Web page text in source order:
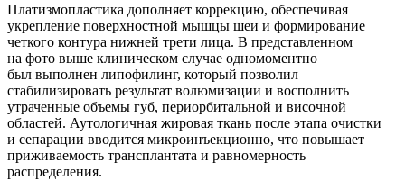
Платизмопластика дополняет коррекцию, обеспечивая
укрепление поверхностной мышцы шеи и формирование
четкого контура нижней трети лица. В представленном
на фото выше клиническом случае одномоментно
был выполнен липофилинг, который позволил
стабилизировать результат волюмизации и восполнить
утраченные объемы губ, периорбитальной и височной
областей. Аутологичная жировая ткань после этапа очистки
и сепарации вводится микроинъекционно, что повышает
приживаемость трансплантата и равномерность
распределения.